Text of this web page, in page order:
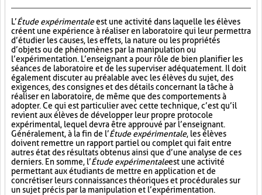
L’Étude expérimentaleest une activité dans laquelle les élèves
créent une expérience à réaliser en laboratoire qui leur permettra
d’étudier les causes, les effets, la nature ou les propriétés
d’objets ou de phénomènes par la manipulation ou
l’expérimentation. L’enseignant a pour rôle de bien planifier les
séances de laboratoire et de les superviser adéquatement. Il doit
également discuter au préalable avec les élèves du sujet, des
exigences, des consignes et des détails concernant la tâche à
réaliser en laboratoire, de même que des comportements à
adopter. Ce qui est particulier avec cette technique, c’est qu’il
revient aux élèves de développer leur propre protocole
expérimental, lequel devra être approuvé par l’enseignant.
Généralement, à la fin de l’Étude expérimentale, les élèves
doivent remettre un rapport partiel ou complet qui fait entre
autres état des résultats obtenus ainsi que d’une analyse de ces
derniers. En somme, l’Étude expérimentaleest une activité
permettant aux étudiants de mettre en application et de
concrétiser leurs connaissances théoriques et procédurales sur
un sujet précis par la manipulation et l’expérimentation.